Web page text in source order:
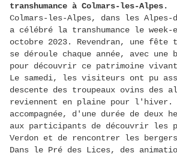
transhumance à Colmars-les-Alpes.
Colmars-les-Alpes, dans les Alpes-
a célébré la transhumance le week-
octobre 2023. Revendran, une
se déroule chaque année, avec une
pour découvrir ce patrimoine
Le samedi, les visiteurs ont pu
descente des troupeaux ovins des
reviennent en plaine pour l'hiver.
accompagnée, d'une durée de deux
aux participants de découvrir les
Verdon et de rencontrer les
Dans le Pré des Lices, des